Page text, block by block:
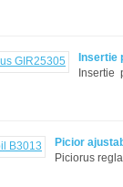
Insertie
Insertie
Picior
Piciorus